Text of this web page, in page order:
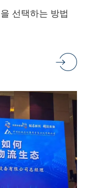
선택하는 방법